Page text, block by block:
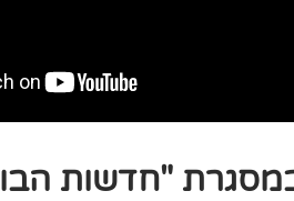
"חדשות